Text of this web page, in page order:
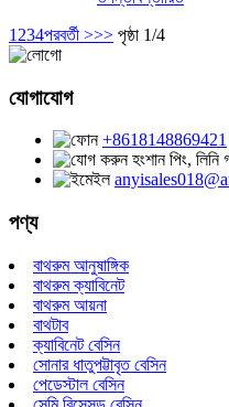
1 234পরবর্তী >>> পৃষ্ঠা 1/4
যোগাযোগ
+8618148869421
হংশান পিং,
পণ্য
বাথরুম আনুষাঙ্গিক
বাথরুম ক্যাবিনেট
বাথরুম আয়না
বাথটাব
ক্যাবিনেট বেসিন
সোনার ধাতুপট্টাবৃত বেসিন
পেডেস্টাল বেসিন